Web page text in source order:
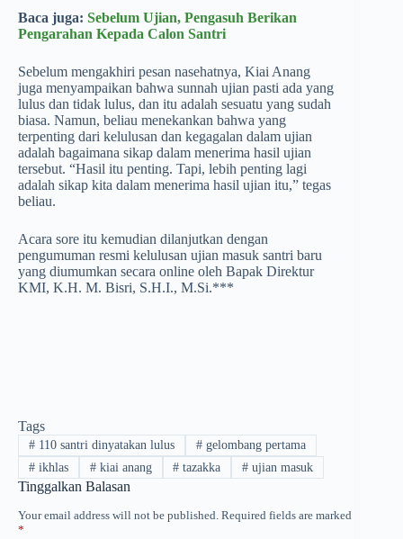
Baca juga: Sebelum Ujian, Pengasuh Berikan
Pengarahan Kepada Calon Santri
Sebelum mengakhiri pesan nasehatnya, Kiai Anang
juga menyampaikan bahwa sunnah ujian pasti ada yang
lulus dan tidak lulus, dan itu adalah sesuatu yang sudah
biasa. Namun, beliau menekankan bahwa yang
terpenting dari kelulusan dan kegagalan dalam ujian
adalah bagaimana sikap dalam menerima hasil ujian
tersebut. “Hasil itu penting. Tapi, lebih penting lagi
adalah sikap kita dalam menerima hasil ujian itu,” tegas
beliau.
Acara sore itu kemudian dilanjutkan dengan
pengumuman resmi kelulusan ujian masuk santri baru
yang diumumkan secara online oleh Bapak Direktur
KMI, K.H. M. Bisri, S.H.I., M.Si.***
Tags
#110 santri dinyatakan lulus #gelombang pertama
#ikhlas #kiai anang # tazakka # ujian masuk
Tinggalkan Balasan
Your email address will not be published. Required fields are marked
*